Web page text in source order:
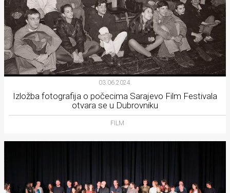
03.06.2024.
Izložba fotografija o počecima Sarajevo Film Festivala
otvara se u Dubrovniku
FILM